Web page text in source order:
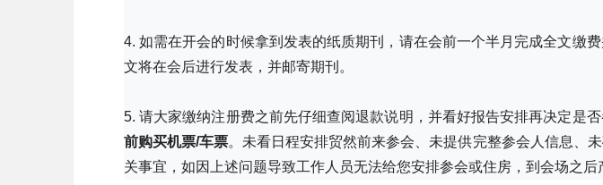
4. 如需在开会的时候拿到发表的纸质期刊，请在会前一个半月完成全文缴
文将在会后进行发表，并邮寄期刊。
5. 请大家缴纳注册费之前先仔细查阅退款说明，并看好报告安排再决定是否
前购买机票/车票。未看日程安排贸然前来参会、未提供完整参会人信息、
关事宜，如因上述问题导致工作人员无法给您安排参会或住房，到会场之后